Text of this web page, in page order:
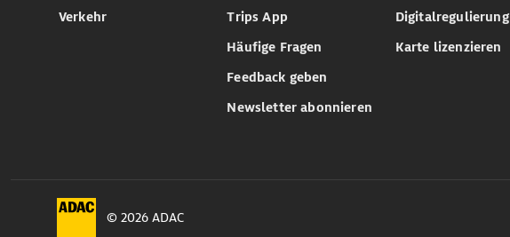
Verkehr
Trips App
Häufige Fragen
Feedback geben
Newsletter abonnieren
Digitalregulierung
Karte lizenzieren
© 2026 ADAC